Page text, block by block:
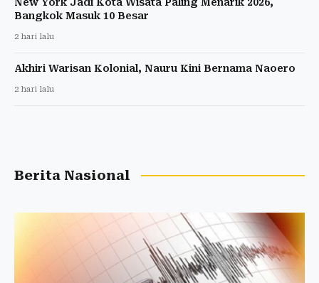
Bangkok Masuk 10 Besar
2 hari lalu
Akhiri Warisan Kolonial, Nauru Kini Bernama Naoero
2 hari lalu
Berita Nasional